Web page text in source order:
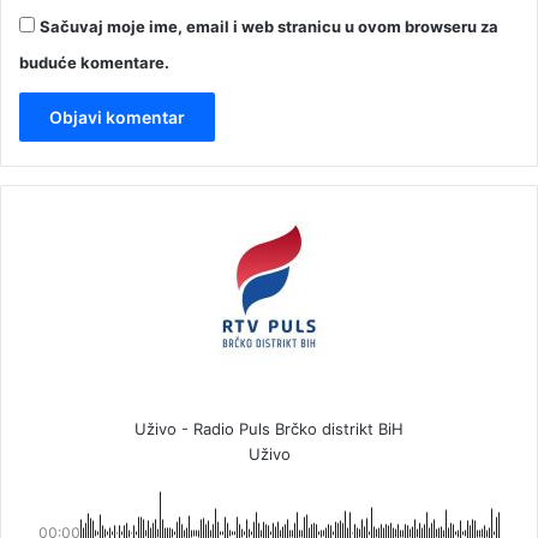
Sačuvaj moje ime, email i web stranicu u ovom browseru za
buduće komentare.
Uživo - Radio Puls Brčko distrikt BiH
Uživo
00:00